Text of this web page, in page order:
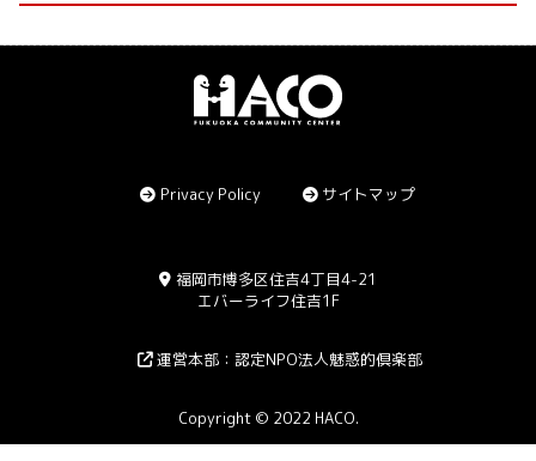
Privacy Policy サイトマップ
福岡市博多区住吉4丁目4-21
エバーライフ住吉1F
運営本部：認定NPO法人魅惑的倶楽部
Copyright © 2022 HACO.